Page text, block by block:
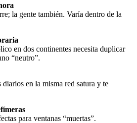
la gente también. Varía dentro de la
en dos continentes necesita duplicar
“neutro”.
diarios en la misma red satura y te
para ventanas “muertas”.